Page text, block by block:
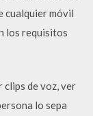
cualquier móvil
los requisitos
clips de voz, ver
lo sepa